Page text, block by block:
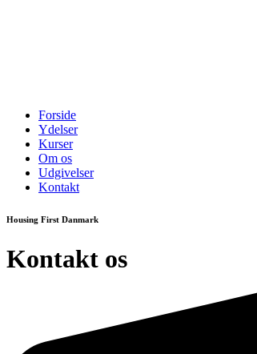
Forside
Ydelser
Kurser
Om os
Udgivelser
Kontakt
Housing First Danmark
Kontakt os